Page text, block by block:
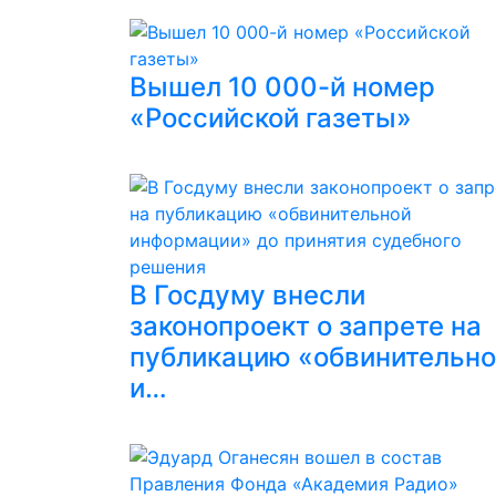
Вышел 10 000-й номер
«Российской газеты»
В Госдуму внесли
законопроект о запрете на
публикацию
и…